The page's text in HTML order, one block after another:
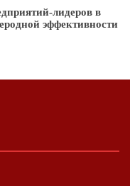
лидеров в
эффективности